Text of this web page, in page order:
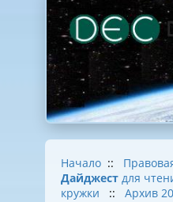
Начало ::
Дайджест для
кружки
:: Архив